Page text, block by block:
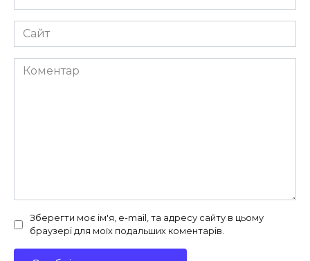
*
Сайт
Коментар
Зберегти моє ім'я, e-mail, та адресу сайту в цьому
браузері для моїх подальших коментарів.